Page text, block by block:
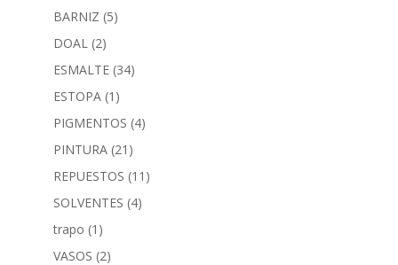
BARNIZ (5)
DOAL (2)
ESMALTE (34)
ESTOPA (1)
PIGMENTOS (4)
PINTURA (21)
REPUESTOS (11)
SOLVENTES (4)
trapo (1)
VASOS (2)